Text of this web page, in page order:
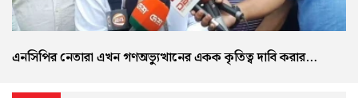
এনসিপির নেতারা এখন গণঅভ্যুত্থানের একক কৃতিত্ব দাবি করার